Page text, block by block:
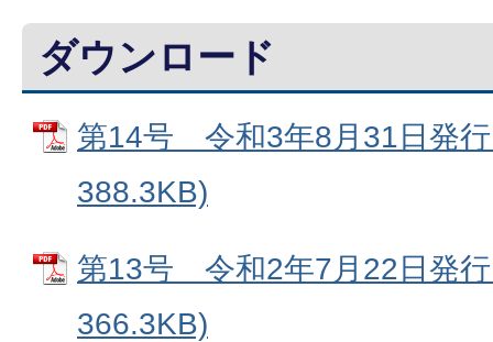
ダウンロード
第14号 令和3年8月31日発
388.3KB)
第13号 令和2年7月22日発
366.3KB)